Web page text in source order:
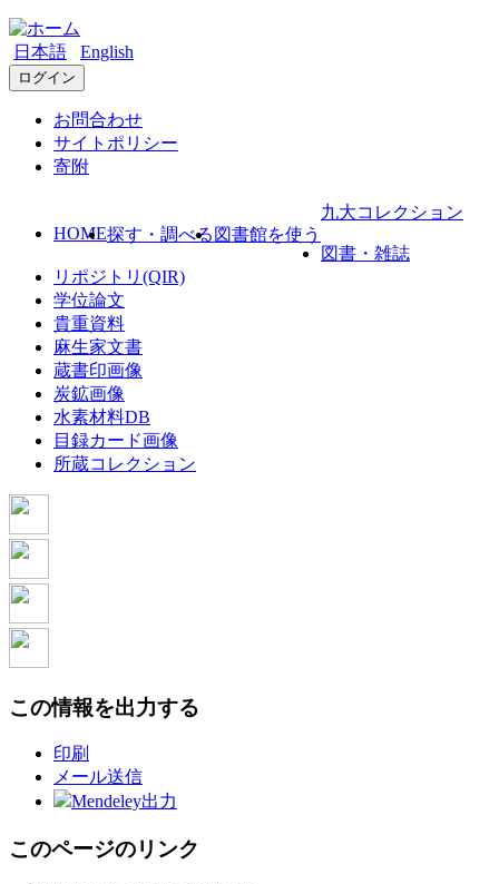
日本語 English
ログイン
お問合わせ
サイトポリシー
寄附
HOME探す・調べる 図書館を使う
九大コレクション
図書・雑誌
リポジトリ(QIR)
学位論文
貴重資料
麻生家文書
蔵書印画像
炭鉱画像
水素材料DB
目録カード画像
所蔵コレクション
この情報を出力する
印刷
メール送信
Mendeley出力
このページのリンク